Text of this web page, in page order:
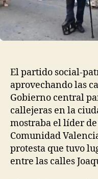
El partido social-
aprovechando las
Gobierno central
callejeras en la
mostraba el líder
Comunidad
protesta que tuvo
entre las calles